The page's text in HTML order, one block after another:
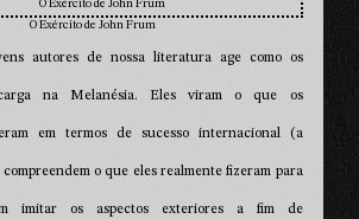
O Exército de John Frum
autores de nossa literatura age como os
na Melanésia. Eles viram o que os
em termos de sucesso internacional (a
compreendem o que eles realmente fizeram para
imitar os aspectos exteriores a fim de